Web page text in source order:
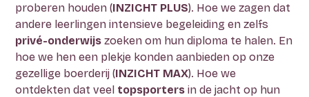
proberen houden (INZICHT PLUS). Hoe we zagen dat
andere leerlingen intensieve begeleiding en zelfs
privé-onderwijs zoeken om hun diploma te halen. En
hoe we hen een plekje konden aanbieden op onze
gezellige boerderij (INZICHT MAX). Hoe we
ontdekten dat veel topsportersin de jacht op hun